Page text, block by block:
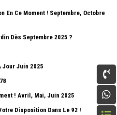
En Ce Moment ! Septembre, Octobre
Dès Septembre 2025 ?
Jour Juin 2025
! Avril, Mai, Juin 2025
Disposition Dans Le 92 !